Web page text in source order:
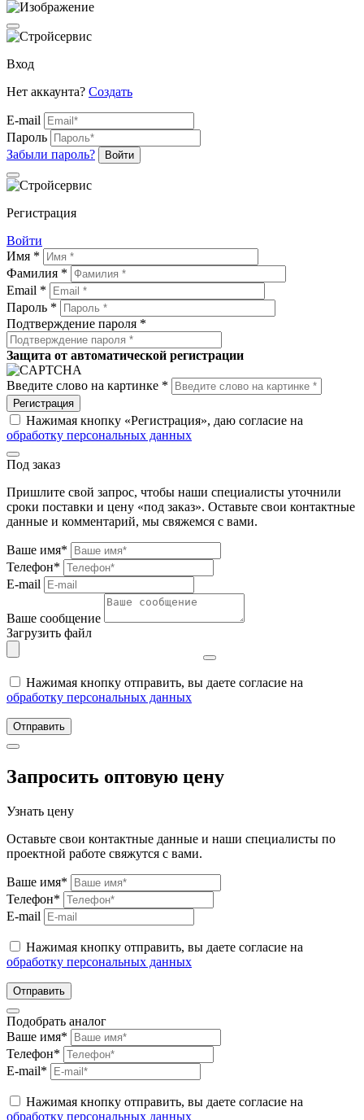
Вход
Нет аккаунта? Создать
E-mail
Пароль
Забыли пароль?
Войти
Регистрация
Войти
Имя *
Фамилия *
Email *
Пароль *
Подтверждение пароля *
Защита от автоматической регистрации
Введите слово на картинке *
Регистрация
Нажимая кнопку «Регистрация», даю согласие на
обработку персональных данных
Под заказ
Пришлите свой запрос, чтобы наши специалисты уточнили
сроки поставки и цену «под заказ». Оставьте свои контактные
данные и комментарий, мы свяжемся с вами.
Ваше имя*
Телефон*
E-mail
Ваше сообщение
Загрузить файл
Нажимая кнопку отправить, вы даете согласие на
обработку персональных данных
Отправить
Запросить оптовую цену
Узнать цену
Оставьте свои контактные данные и наши специалисты по
проектной работе свяжутся с вами.
Ваше имя*
Телефон*
E-mail
Нажимая кнопку отправить, вы даете согласие на
обработку персональных данных
Отправить
Подобрать аналог
Ваше имя*
Телефон*
E-mail*
Нажимая кнопку отправить, вы даете согласие на
обработку персональных данных